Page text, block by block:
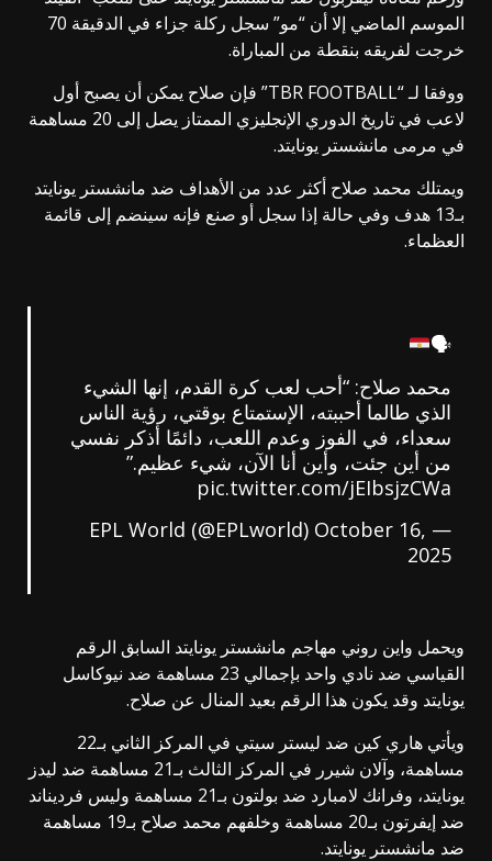
الموسم الماضي إلا أن “مو” سجل ركلة جزاء في الدقيقة 70
خرجت لفريقه بنقطة من المباراة.
ووفقا لـ “TBR FOOTBALL” فإن صلاح يمكن أن يصبح أول
لاعب في تاريخ الدوري الإنجليزي الممتاز يصل إلى 20 مساهمة
في مرمى مانشستر يونايتد.
ويمتلك محمد صلاح أكثر عدد من الأهداف ضد مانشستر يونايتد
بـ13 هدف وفي حالة إذا سجل أو صنع فإنه سينضم إلى قائمة
العظماء.
🗣️
محمد صلاح: “أحب لعب كرة القدم، إنها الشيء
الذي طالما أحببته، الإستمتاع بوقتي، رؤية الناس
سعداء، في الفوز وعدم اللعب، دائمًا أذكر نفسي
من أين جئت، وأين أنا الآن، شيء عظيم.”
pic.twitter.com/jEIbsjzCWa
— EPL World (@EPLworld)
October 16,
2025
ويحمل واين روني مهاجم مانشستر يونايتد السابق الرقم
القياسي ضد نادي واحد بإجمالي 23 مساهمة ضد نيوكاسل
يونايتد وقد يكون هذا الرقم بعيد المنال عن صلاح.
ويأتي هاري كين ضد ليستر سيتي في المركز الثاني بـ22
مساهمة، وآلان شيرر في المركز الثالث بـ21 مساهمة ضد ليدز
يونايتد، وفرانك لامبارد ضد بولتون بـ21 مساهمة وليس فرديناند
ضد إيفرتون بـ20 مساهمة وخلفهم محمد صلاح بـ19 مساهمة
ضد مانشستر يونايتد.